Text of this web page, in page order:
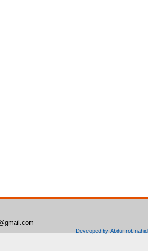
Developed by-Abdur rob nahid